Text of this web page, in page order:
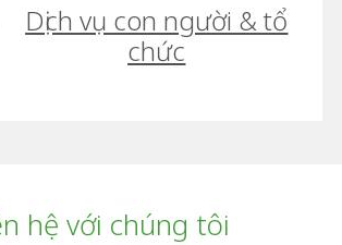
Dịch vụ con người & tổ
chức
hệ với chúng tôi